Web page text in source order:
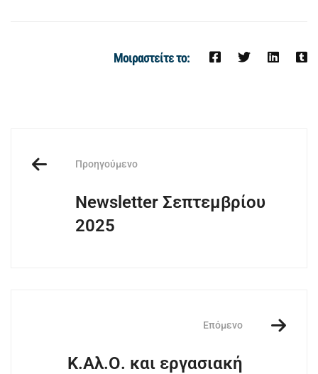
Μοιραστείτε το:
Προηγούμενο
Newsletter Σεπτεμβρίου
2025
Επόμενο
Κ.Αλ.Ο. και εργασιακή